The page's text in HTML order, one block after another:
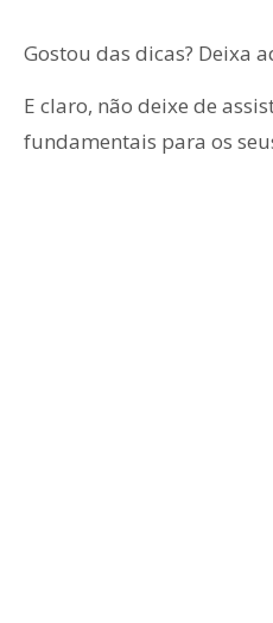
Gostou das dicas? Deixa
E claro, não deixe de
fundamentais para os